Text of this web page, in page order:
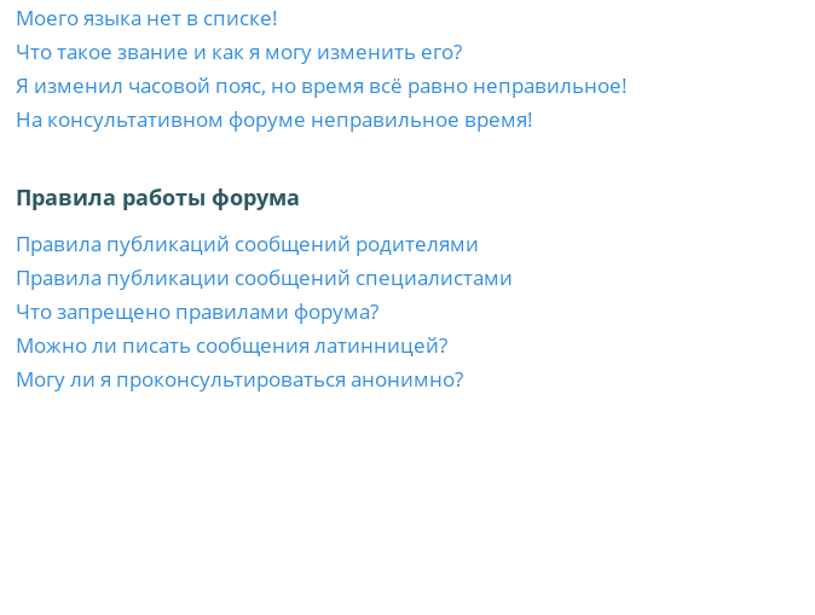
Моего языка нет в списке!
Что такое звание и как я могу изменить его?
Я изменил часовой пояс, но время всё равно неправильное!
На консультативном форуме неправильное время!
Правила работы форума
Правила публикаций сообщений родителями
Правила публикации сообщений специалистами
Что запрещено правилами форума?
Можно ли писать сообщения латинницей?
Могу ли я проконсультироваться анонимно?